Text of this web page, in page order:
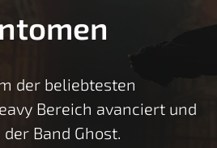
der beliebtesten
Bereich avanciert und
Band Ghost.